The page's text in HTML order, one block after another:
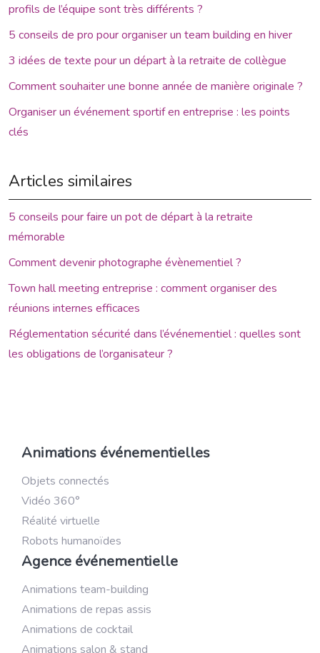
profils de l’équipe sont très différents ?
5 conseils de pro pour organiser un team building en hiver
3 idées de texte pour un départ à la retraite de collègue
Comment souhaiter une bonne année de manière originale ?
Organiser un événement sportif en entreprise : les points
clés
Articles similaires
5 conseils pour faire un pot de départ à la retraite
mémorable
Comment devenir photographe évènementiel ?
Town hall meeting entreprise : comment organiser des
réunions internes efficaces
Réglementation sécurité dans l’événementiel : quelles sont
les obligations de l’organisateur ?
Animations événementielles
Objets connectés
Vidéo 360°
Réalité virtuelle
Robots humanoïdes
Agence événementielle
Animations team-building
Animations de repas assis
Animations de cocktail
Animations salon & stand